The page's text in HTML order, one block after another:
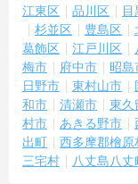
江東区
品川区 目
杉並区
豊島区
葛飾区
江戸川区
梅市
府中市 昭島
日野市
東村山市
和市
清瀬市 東久
村市
あきる野市
出町
西多摩郡檜原
三宅村
八丈島八丈